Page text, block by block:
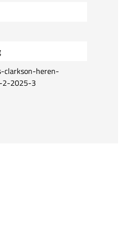
clarkson-heren-
2-2025-3